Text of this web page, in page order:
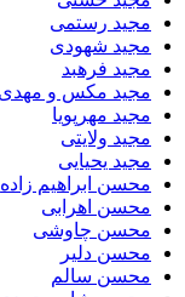
مجید رستمی
مجید شهودی
مجید فرهبد
مجید مکس و
مجید مهرپویا
مجید ولایتی
مجید یحیایی
محسن ابراهیم زاده
محسن اهرابی
محسن چاوشی
محسن دلیر
محسن سالم